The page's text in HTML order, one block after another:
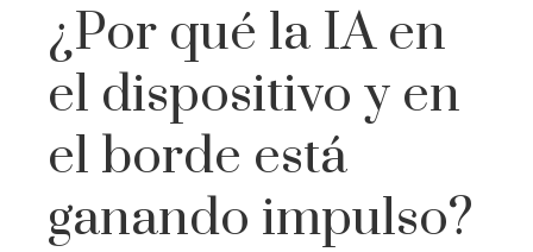
¿Por qué la IA en
el dispositivo y en
el borde está
ganando impulso?